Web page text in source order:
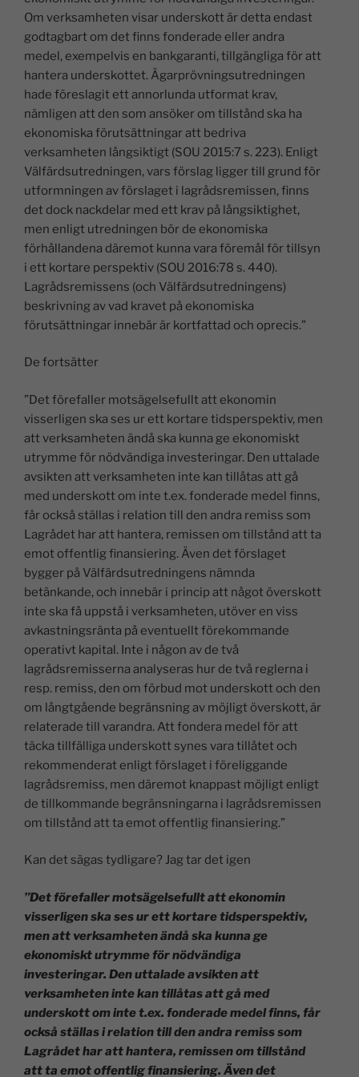
Om verksamheten visar underskott är detta endast
godtagbart om det finns fonderade eller andra
medel, exempelvis en bankgaranti, tillgängliga för att
hantera underskottet. Ägarprövningsutredningen
hade föreslagit ett annorlunda utformat krav,
nämligen att den som ansöker om tillstånd ska ha
ekonomiska förutsättningar att bedriva
verksamheten långsiktigt (SOU 2015:7 s. 223). Enligt
Välfärdsutredningen, vars förslag ligger till grund för
utformningen av förslaget i lagrådsremissen, finns
det dock nackdelar med ett krav på långsiktighet,
men enligt utredningen bör de ekonomiska
förhållandena däremot kunna vara föremål för tillsyn
i ett kortare perspektiv (SOU 2016:78 s. 440).
Lagrådsremissens (och Välfärdsutredningens)
beskrivning av vad kravet på ekonomiska
förutsättningar innebär är kortfattad och oprecis.”
De fortsätter
”Det förefaller motsägelsefullt att ekonomin
visserligen ska ses ur ett kortare tidsperspektiv, men
att verksamheten ändå ska kunna ge ekonomiskt
utrymme för nödvändiga investeringar. Den uttalade
avsikten att verksamheten inte kan tillåtas att gå
med underskott om inte t.ex. fonderade medel finns,
får också ställas i relation till den andra remiss som
Lagrådet har att hantera, remissen om tillstånd att ta
emot offentlig finansiering. Även det förslaget
bygger på Välfärdsutredningens nämnda
betänkande, och innebär i princip att något överskott
inte ska få uppstå i verksamheten, utöver en viss
avkastningsränta på eventuellt förekommande
operativt kapital. Inte i någon av de två
lagrådsremisserna analyseras hur de två reglerna i
resp. remiss, den om förbud mot underskott och den
om långtgående begränsning av möjligt överskott, är
relaterade till varandra. Att fondera medel för att
täcka tillfälliga underskott synes vara tillåtet och
rekommenderat enligt förslaget i föreliggande
lagrådsremiss, men däremot knappast möjligt enligt
de tillkommande begränsningarna i lagrådsremissen
om tillstånd att ta emot offentlig finansiering.”
Kan det sägas tydligare? Jag tar det igen
”Det förefaller motsägelsefullt att ekonomin
visserligen ska ses ur ett kortare tidsperspektiv,
men att verksamheten ändå ska kunna ge
ekonomiskt utrymme för nödvändiga
investeringar. Den uttalade avsikten att
verksamheten inte kan tillåtas att gå med
underskott om inte t.ex. fonderade medel finns, får
också ställas i relation till den andra remiss som
Lagrådet har att hantera, remissen om tillstånd
att ta emot offentlig finansiering. Även det